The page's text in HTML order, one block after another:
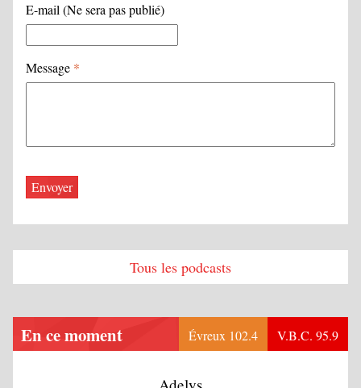
E-mail (Ne sera pas publié)
Message *
Tous les podcasts
En ce moment Évreux 102.4 V.B.C. 95.9